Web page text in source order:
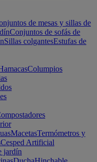
de mesas y sillas de
Conjuntos de sofás de
Sillas colgantesEstufas de
Columpios
MacetasTermómetros y
Cesped Artificial
jardín